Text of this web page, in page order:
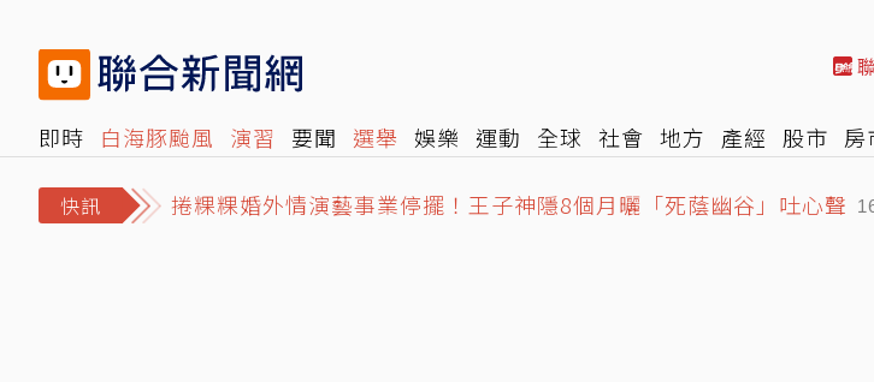
即時 白海豚颱風 演習 要聞 選舉 娛樂 運動 全球 社會 地方 產經 股市 房
快訊
捲粿粿婚外情演藝事業停擺！王子神隱8個月曬「死蔭幽谷」吐心聲
小孩照顧小孩…澎湖傳嚴重兒童棄養「8幼童擠4坪房」父母只為領補